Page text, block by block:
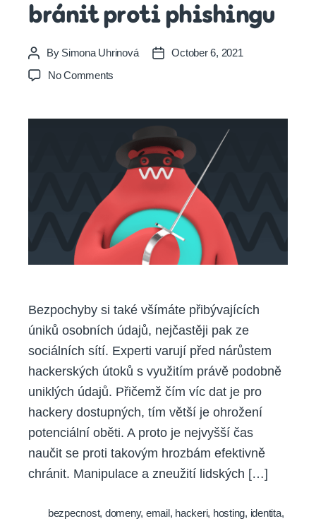
bránit proti phishingu
Post
author
By Simona Uhrinová
PostOctober 6, 2021
No Comments
rady,
se
bránit
proti
Bezpochyby si také všímáte přibývajících
úniků osobních údajů, nejčastěji pak ze
sociálních sítí. Experti varují před nárůstem
hackerských útoků s využitím právě podobně
uniklých údajů. Přičemž čím víc dat je pro
hackery dostupných, tím větší je ohrožení
potenciální oběti. A proto je nejvyšší čas
naučit se proti takovým hrozbám efektivně
chránit. Manipulace a zneužití lidských […]
bezpecnost, domeny, email, hackeri, hosting, identita,